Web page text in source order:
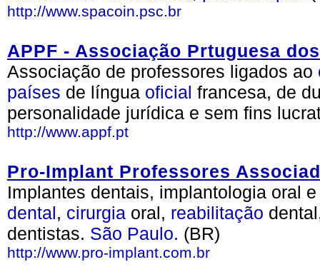
http://www.spacoin.psc.br
APPF - Associação Prtuguesa
Associação de professores ligados ao
países de língua oficial francesa, de
personalidade jurídica e sem fins
http://www.appf.pt
Pro-Implant Professores
Implantes dentais, implantologia oral
dental, cirurgia oral, reabilitação
dentistas. São Paulo. (BR)
http://www.pro-implant.com.br